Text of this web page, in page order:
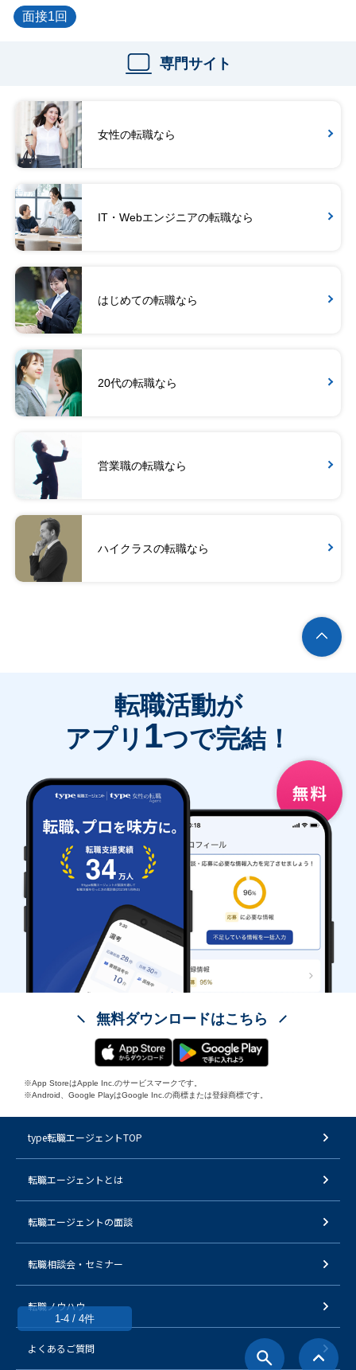
面接1回
専門サイト
女性の転職なら
IT・Webエンジニアの転職なら
はじめての転職なら
20代の転職なら
営業職の転職なら
ハイクラスの転職なら
1-4 / 4件
転職活動が
アプリ 1つで完結！
無料ダウンロードはこちら
※App StoreはApple Inc.のサービスマークです。
※Android、Google PlayはGoogle Inc.の商標または登録商標です。
type転職エージェントTOP
転職エージェントとは
転職エージェントの面談
転職相談会・セミナー
転職ノウハウ
よくあるご質問